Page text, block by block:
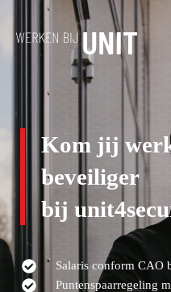
Kom jij
beveiliger
bij
Salaris conform CAO
Puntenspaarregeling